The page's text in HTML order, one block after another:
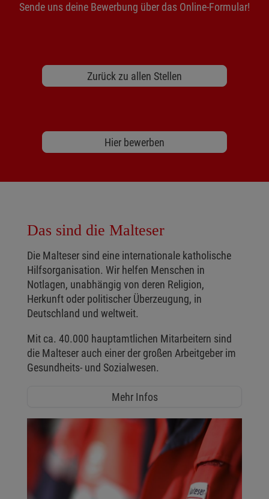
Sende uns deine Bewerbung über das Online-Formular!
Zurück zu allen Stellen
Hier bewerben
Das sind die Malteser
Die Malteser sind eine internationale katholische
Hilfsorganisation. Wir helfen Menschen in
Notlagen, unabhängig von deren Religion,
Herkunft oder politischer Überzeugung, in
Deutschland und weltweit.
Mit ca. 40.000 hauptamtlichen Mitarbeitern sind
die Malteser auch einer der großen Arbeitgeber im
Gesundheits- und Sozialwesen.
Mehr Infos